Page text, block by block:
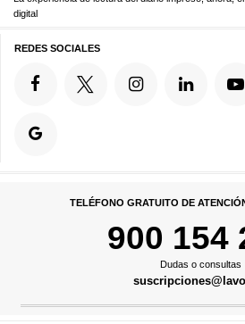
digital
REDES SOCIALES
TELÉFONO GRATUITO DE
900 154
Dudas o consultas